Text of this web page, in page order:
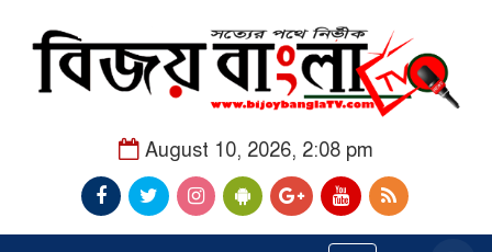
August 10, 2026, 2:08 pm